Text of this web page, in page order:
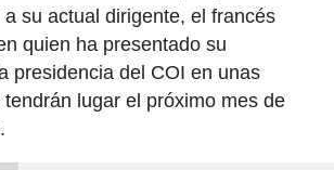
su actual dirigente, el francés
quien ha presentado su
presidencia del COI en unas
lugar el próximo mes de